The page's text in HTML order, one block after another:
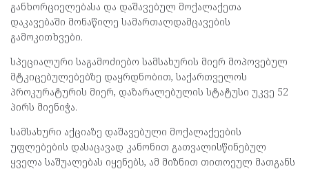
განხორციელებასა და დაშავებულ მოქალაქეთა
დაკავებაში მონაწილე სამართალდამცავების
გამოკითხვები.
სპეციალური საგამოძიებო სამსახურის მიერ მოპოვებულ
მტკიცებულებებზე დაყრდნობით, საქართველოს
პროკურატურის მიერ, დაზარალებულის სტატუსი უკვე 52
პირს მიენიჭა.
სამსახური აქციაზე დაშავებული მოქალაქეების
უფლებების დასაცავად კანონით გათვალისწინებულ
ყველა საშუალებას იყენებს, ამ მიზნით თითოეულ მათგანს